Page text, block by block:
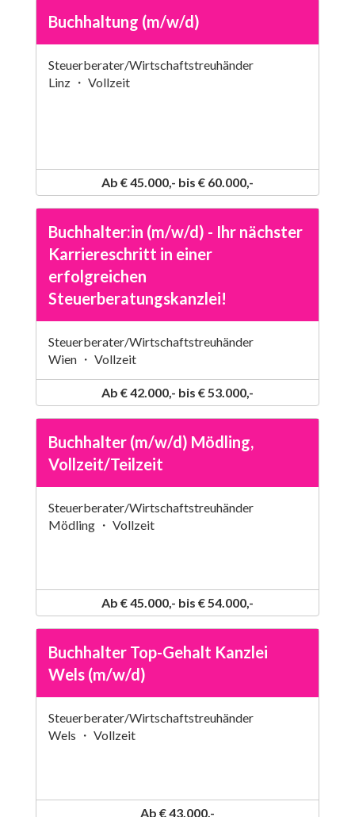
Buchhaltung (m/w/d)
Steuerberater/Wirtschaftstreuhänder
Linz ・ Vollzeit
Ab € 45.000,- bis € 60.000,-
Buchhalter:in (m/w/d) - Ihr nächster
Karriereschritt in einer
erfolgreichen
Steuerberatungskanzlei!
Steuerberater/Wirtschaftstreuhänder
Wien ・ Vollzeit
Ab € 42.000,- bis € 53.000,-
Buchhalter (m/w/d) Mödling,
Vollzeit/Teilzeit
Steuerberater/Wirtschaftstreuhänder
Mödling ・ Vollzeit
Ab € 45.000,- bis € 54.000,-
Buchhalter Top-Gehalt Kanzlei
Wels (m/w/d)
Steuerberater/Wirtschaftstreuhänder
Wels ・ Vollzeit
Ab € 43.000,-